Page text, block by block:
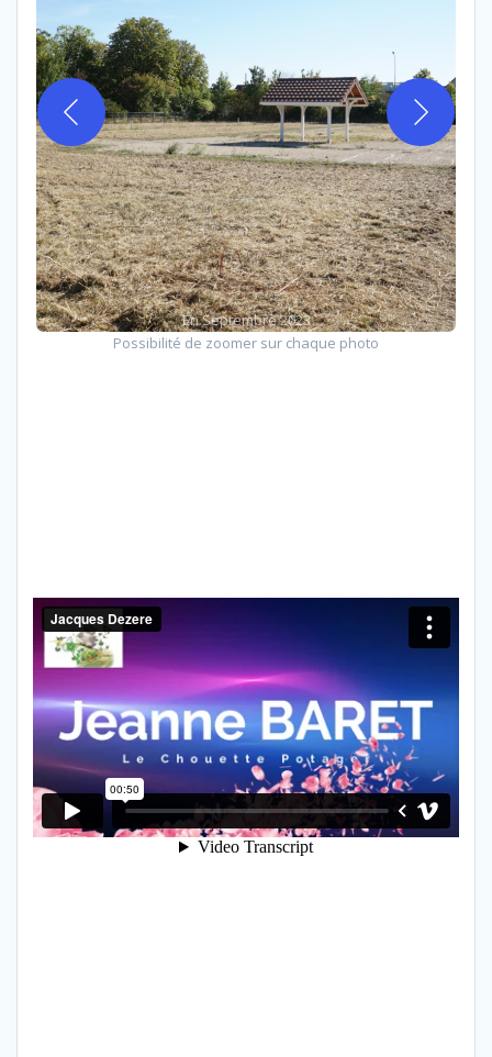
En Septembre 2023
Possibilité de zoomer sur chaque photo